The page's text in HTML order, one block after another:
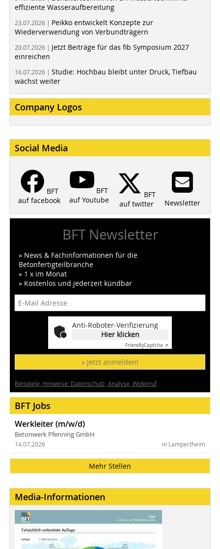
effiziente Wasseraufbereitung
23.07.2026 | Peikko entwickelt Konzepte zur
Wiederverwendung von Verbundträgern
20.07.2026 | Jetzt Beiträge für das fib Symposium 2027
einreichen
16.07.2026 | Studie: Hochbau bleibt unter Druck, Tiefbau
wächst weiter
Company Logos
Social Media
BFT
auf facebook
BFT
auf Youtube
BFT
auf twitter
Newsletter
BFT Newsletter
» News & Fachinformationen für die
Betonfertigteilbranche
» 1 x im Monat
» Kostenlos und jederzeit kündbar
Anti-Roboter-Verifizierung
Hier klicken
FriendlyCaptcha ⇗
» Jetzt anmelden!
Beispiele, Hinweise: Datenschutz, Analyse, Widerruf
BFT Jobs
Werkleiter (m/w/d)
Betonwerk Pfenning GmbH
in Lampertheim
14.07.2026
Mehr Stellen
Media-Informationen